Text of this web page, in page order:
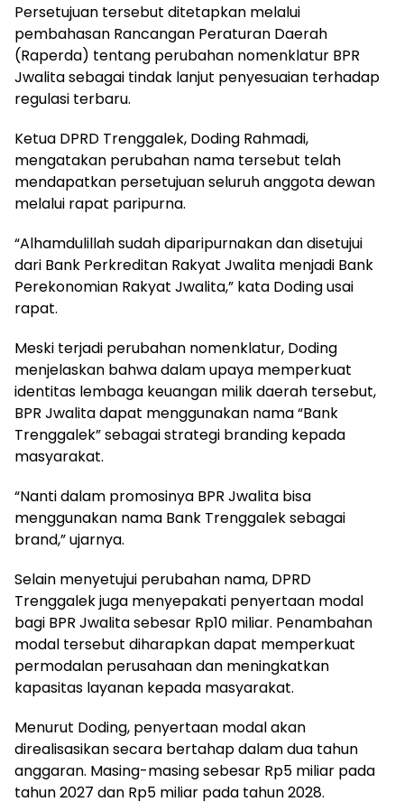
Persetujuan tersebut ditetapkan melalui
pembahasan Rancangan Peraturan Daerah
(Raperda) tentang perubahan nomenklatur BPR
Jwalita sebagai tindak lanjut penyesuaian terhadap
regulasi terbaru.
Ketua DPRD Trenggalek, Doding Rahmadi,
mengatakan perubahan nama tersebut telah
mendapatkan persetujuan seluruh anggota dewan
melalui rapat paripurna.
“Alhamdulillah sudah diparipurnakan dan disetujui
dari Bank Perkreditan Rakyat Jwalita menjadi Bank
Perekonomian Rakyat Jwalita,” kata Doding usai
rapat.
Meski terjadi perubahan nomenklatur, Doding
menjelaskan bahwa dalam upaya memperkuat
identitas lembaga keuangan milik daerah tersebut,
BPR Jwalita dapat menggunakan nama “Bank
Trenggalek” sebagai strategi branding kepada
masyarakat.
“Nanti dalam promosinya BPR Jwalita bisa
menggunakan nama Bank Trenggalek sebagai
brand,” ujarnya.
Selain menyetujui perubahan nama, DPRD
Trenggalek juga menyepakati penyertaan modal
bagi BPR Jwalita sebesar Rp10 miliar. Penambahan
modal tersebut diharapkan dapat memperkuat
permodalan perusahaan dan meningkatkan
kapasitas layanan kepada masyarakat.
Menurut Doding, penyertaan modal akan
direalisasikan secara bertahap dalam dua tahun
anggaran. Masing-masing sebesar Rp5 miliar pada
tahun 2027 dan Rp5 miliar pada tahun 2028.